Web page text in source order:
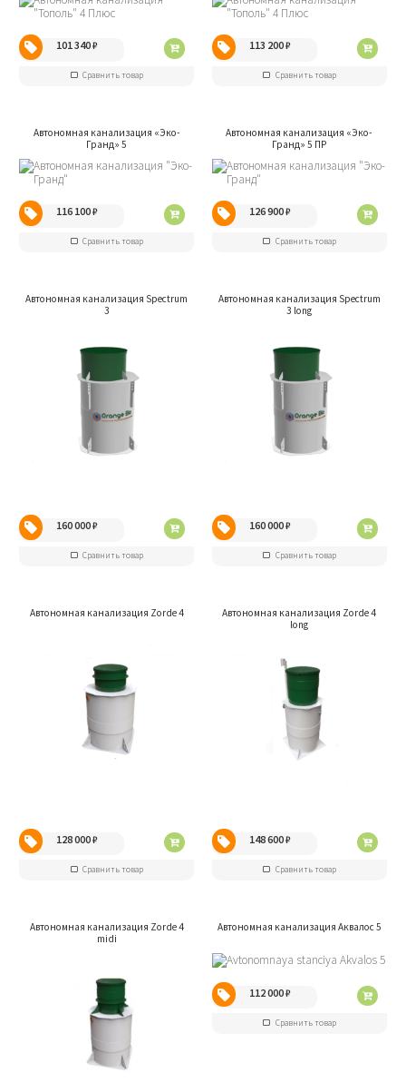
101 340₽
Сравнить товар
113 200₽
Сравнить товар
Автономная канализация «Эко-
Гранд» 5
116 100₽
Сравнить товар
Автономная канализация «Эко-
Гранд» 5 ПР
126 900₽
Сравнить товар
Автономная канализация Spectrum
3
160 000₽
Сравнить товар
Автономная канализация Spectrum
3 long
160 000₽
Сравнить товар
Автономная канализация Zorde 4
128 000₽
Сравнить товар
Автономная канализация Zorde 4
long
148 600₽
Сравнить товар
Автономная канализация Zorde 4
midi
Автономная канализация Аквалос 5
112 000₽
Сравнить товар